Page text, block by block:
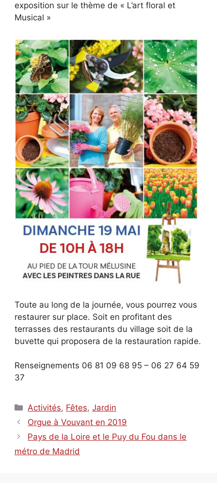
exposition sur le thème de « L’art floral et
Musical »
Toute au long de la journée, vous pourrez vous
restaurer sur place. Soit en profitant des
terrasses des restaurants du village soit de la
buvette qui proposera de la restauration rapide.
Renseignements 06 81 09 68 95 – 06 27 64 59
37
Catégories
Activités, Fêtes,Jardin
Orgue à Vouvant en 2019
Pays de la Loire et le Puy du Fou dans le
métro de Madrid